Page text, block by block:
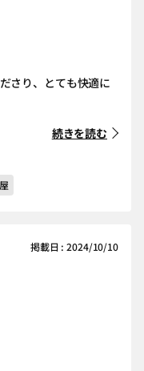
さり、とても快適に
続きを読む
掲載日 : 2024/10/10